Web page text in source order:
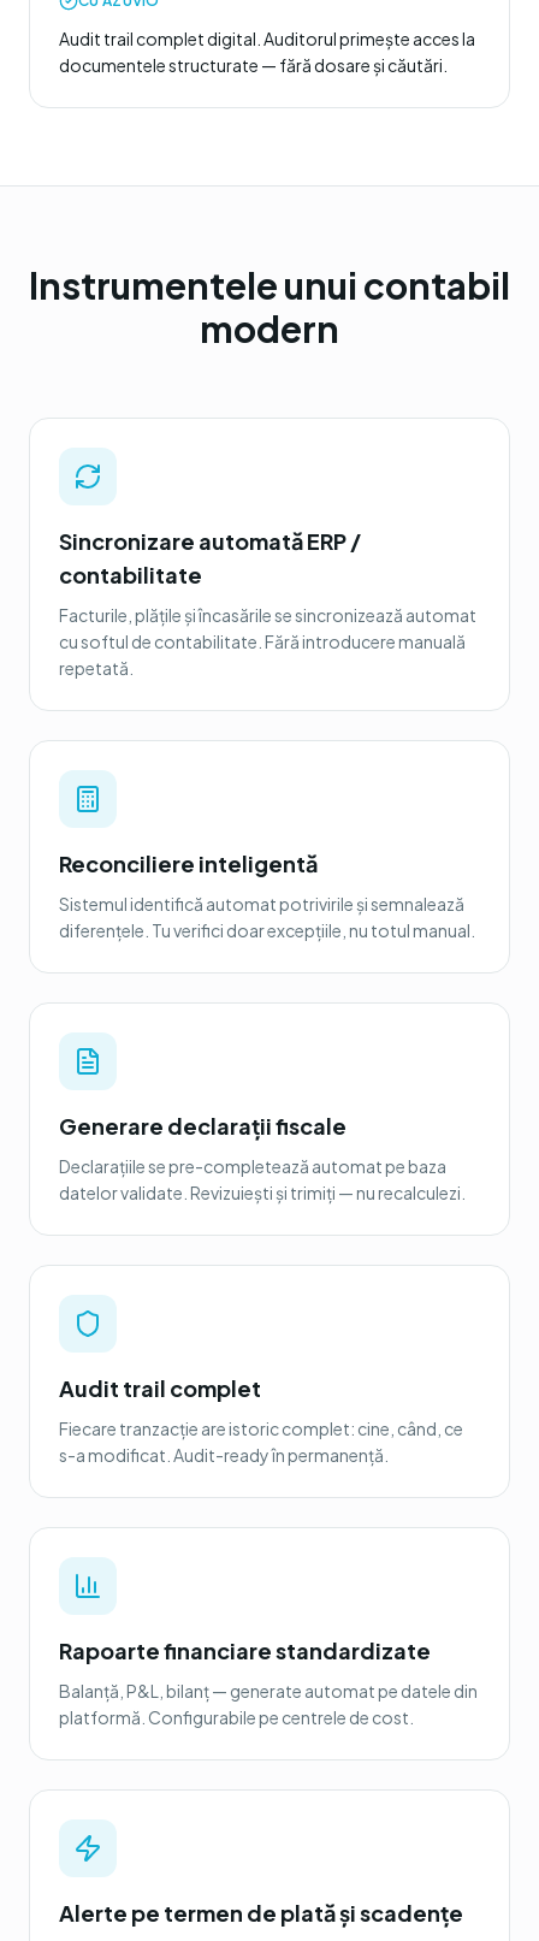
Audit trail complet digital. Auditorul primește acces la
documentele structurate — fără dosare și căutări.
Instrumentele unui contabil
modern
Sincronizare automată ERP /
contabilitate
Facturile, plățile și încasările se sincronizează automat
cu softul de contabilitate. Fără introducere manuală
repetată.
Reconciliere inteligentă
Sistemul identifică automat potrivirile și semnalează
diferențele. Tu verifici doar excepțiile, nu totul manual.
Generare declarații fiscale
Declarațiile se pre-completează automat pe baza
datelor validate. Revizuiești și trimiți — nu recalculezi.
Audit trail complet
Fiecare tranzacție are istoric complet: cine, când, ce
s-a modificat. Audit-ready în permanență.
Rapoarte financiare standardizate
Balanță, P&L, bilanț — generate automat pe datele din
platformă. Configurabile pe centrele de cost.
Alerte pe termen de plată și scadențe